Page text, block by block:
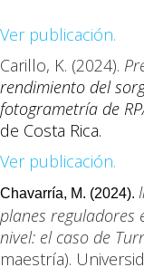
Ver publicación.
Carillo, K. (2024).
rendimiento del
fotogrametría de
de Costa Rica.
Ver publicación.
Chavarría, M. (2024).
planes reguladores
nivel: el caso de
maestría).